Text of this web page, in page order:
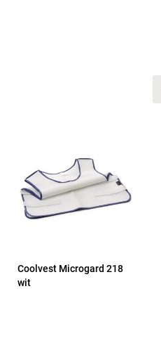
Coolvest Microgard 218
wit